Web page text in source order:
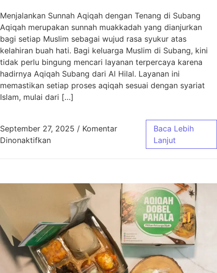
Menjalankan Sunnah Aqiqah dengan Tenang di Subang
Aqiqah merupakan sunnah muakkadah yang dianjurkan
bagi setiap Muslim sebagai wujud rasa syukur atas
kelahiran buah hati. Bagi keluarga Muslim di Subang, kini
tidak perlu bingung mencari layanan terpercaya karena
hadirnya Aqiqah Subang dari Al Hilal. Layanan ini
memastikan setiap proses aqiqah sesuai dengan syariat
Islam, mulai dari […]
September 27, 2025 / Komentar
Dinonaktifkanpada Aqiqah Subang Sesuai Syariat dengan
Baca Lebih
Lanjut